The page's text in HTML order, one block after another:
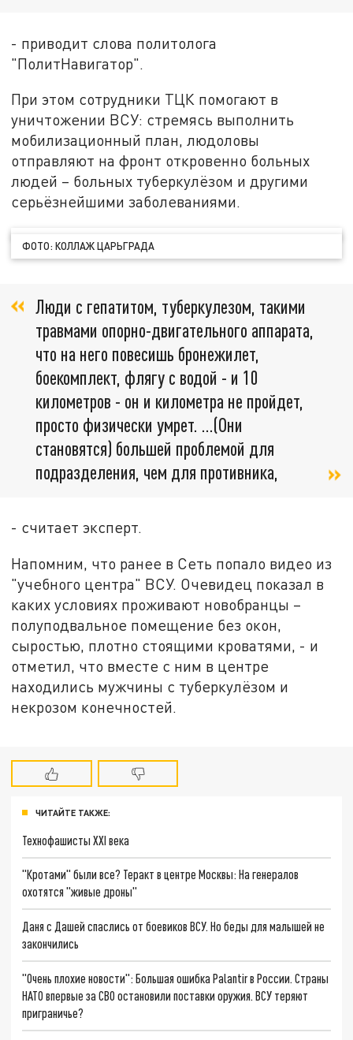
- приводит слова политолога
"ПолитНавигатор".
При этом сотрудники ТЦК помогают в
уничтожении ВСУ: стремясь выполнить
мобилизационный план, людоловы
отправляют на фронт откровенно больных
людей – больных туберкулёзом и другими
серьёзнейшими заболеваниями.
ФОТО: КОЛЛАЖ ЦАРЬГРАДА
Люди с гепатитом, туберкулезом, такими
травмами опорно-двигательного аппарата,
что на него повесишь бронежилет,
боекомплект, флягу с водой - и 10
километров - он и километра не пройдет,
просто физически умрет. …(Они
становятся) большей проблемой для
подразделения, чем для противника,
- считает эксперт.
Напомним, что ранее в Сеть попало видео из
"учебного центра" ВСУ. Очевидец показал в
каких условиях проживают новобранцы –
полуподвальное помещение без окон,
сыростью, плотно стоящими кроватями, - и
отметил, что вместе с ним в центре
находились мужчины с туберкулёзом и
некрозом конечностей.
ЧИТАЙТЕ ТАКЖЕ:
Технофашисты XXI века
"Кротами" были все? Теракт в центре Москвы: На генералов
охотятся "живые дроны"
Даня с Дашей спаслись от боевиков ВСУ. Но беды для малышей не
закончились
"Очень плохие новости": Большая ошибка Palantir в России. Страны
НАТО впервые за СВО остановили поставки оружия. ВСУ теряют
приграничье?